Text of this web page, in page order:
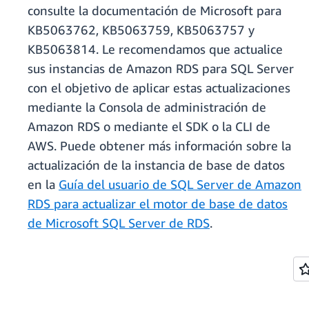
consulte la documentación de Microsoft para
KB5063762, KB5063759, KB5063757 y
KB5063814. Le recomendamos que actualice
sus instancias de Amazon RDS para SQL Server
con el objetivo de aplicar estas actualizaciones
mediante la Consola de administración de
Amazon RDS o mediante el SDK o la CLI de
AWS. Puede obtener más información sobre la
actualización de la instancia de base de datos
en la Guía del usuario de SQL Server de Amazon
RDS para actualizar el motor de base de datos
de Microsoft SQL Server de RDS.